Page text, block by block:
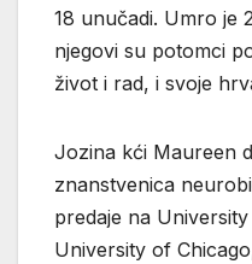
18 unučadi. Umro je
njegovi su potomci
život i rad, i svoje
Jozina kći Maureen
znanstvenica
predaje na
University of